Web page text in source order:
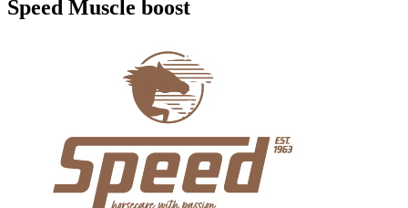
Speed Muscle boost